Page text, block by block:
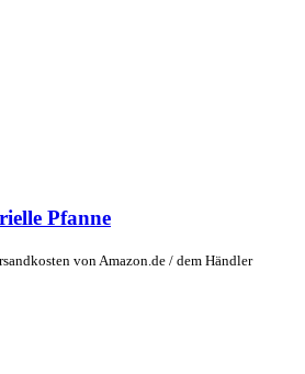
Pfanne
von Amazon.de / dem Händler